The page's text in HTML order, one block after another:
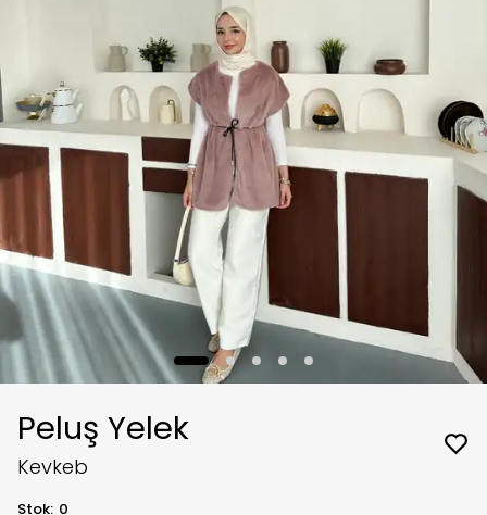
Peluş Yelek
Kevkeb
Stok: 0